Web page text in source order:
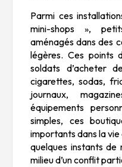
Parmi ces
mini-shops »,
aménagés dans des
légères. Ces points
soldats d’acheter
cigarettes, sodas,
journaux,
équipements
simples, ces
importants dans la vie
quelques instants
milieu d’un conflit